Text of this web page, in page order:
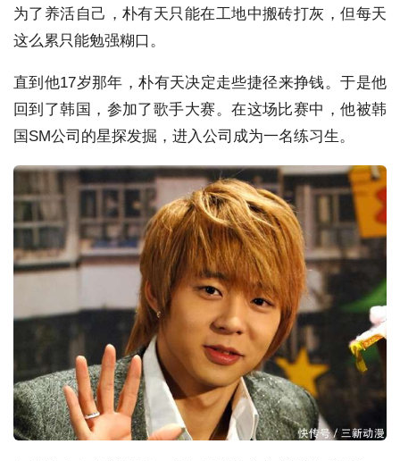
为了养活自己，朴有天只能在工地中搬砖打灰，但每天
这么累只能勉强糊口。
直到他17岁那年，朴有天决定走些捷径来挣钱。于是他
回到了韩国，参加了歌手大赛。在这场比赛中，他被韩
国SM公司的星探发掘，进入公司成为一名练习生。